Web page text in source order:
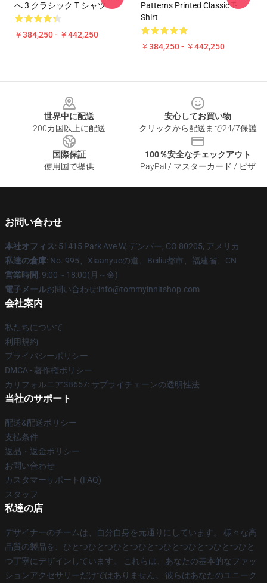
へ 3 クラシック T シャツ
￥384,250 - ￥442,250
Patterns Printed Classic T-
Shirt
￥384,250 - ￥442,250
世界中に配送
200カ国以上に配送
安心してお買い物
クリックから配送まで24/7保護
国際保証
使用国で提供
100％安全なチェックアウト
PayPal / マスターカード / ビザ
お問い合わせ
本社オフィス: 51415 Park Ave W, デンバー, CO 80205, アメリカ
私達の倉庫: No. 995、Xiaanyueの道、Beiliu都市、福建省、CN
営業時間: 9:00～18:00(月～金)
電子メールお問い合わせ:info@tommyinnitshop.com
会社案内
私たちについて
利用規約
プライバシーポリシー
DMCA - 著作権ポリシー
カリフォルニアSB657: サプライチェーンの透明性法
当社のサポート
配送&配送ポリシー
支払条件
返品・返金ポリシー
お問い合わせ
カスタマーサポート(FAQ)
スタッフ
私達の店
デザイナーのチームは、自分自身を元通りにしています。 様々な高
品質の製品を、ひとつひとつひとつひとつひとつひとつひとつひと
つ丁寧にデザインしています。 これらは、あなたの基本的なファッ
ションアクセサリーだけではありません。 彼らはあなたのユニーク